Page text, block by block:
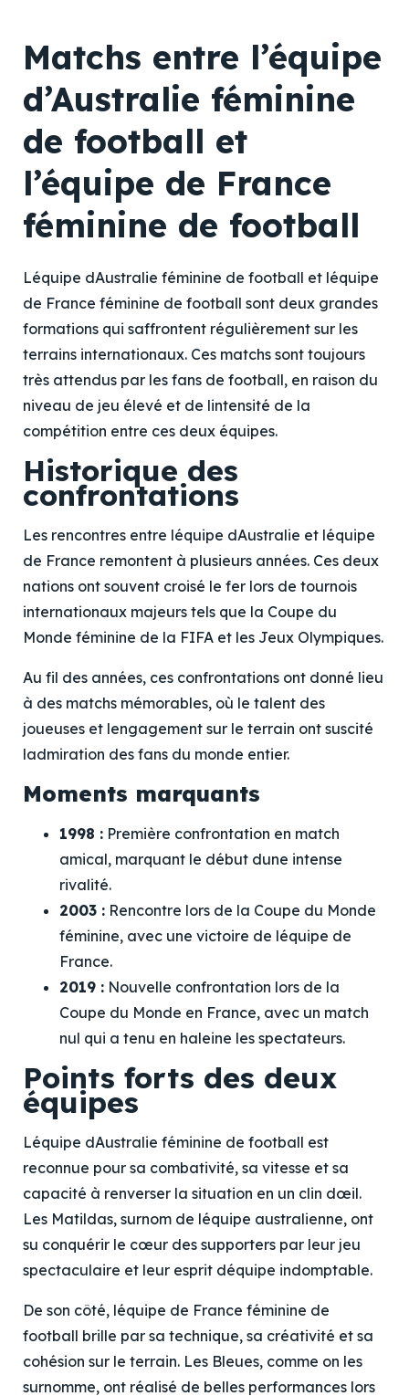
Matchs entre l’équipe
d’Australie féminine
de football et
l’équipe de France
féminine de football
Léquipe dAustralie féminine de football et léquipe
de France féminine de football sont deux grandes
formations qui saffrontent régulièrement sur les
terrains internationaux. Ces matchs sont toujours
très attendus par les fans de football, en raison du
niveau de jeu élevé et de lintensité de la
compétition entre ces deux équipes.
Historique des
confrontations
Les rencontres entre léquipe dAustralie et léquipe
de France remontent à plusieurs années. Ces deux
nations ont souvent croisé le fer lors de tournois
internationaux majeurs tels que la Coupe du
Monde féminine de la FIFA et les Jeux Olympiques.
Au fil des années, ces confrontations ont donné lieu
à des matchs mémorables, où le talent des
joueuses et lengagement sur le terrain ont suscité
ladmiration des fans du monde entier.
Moments marquants
1998 : Première confrontation en match
amical, marquant le début dune intense
rivalité.
2003 : Rencontre lors de la Coupe du Monde
féminine, avec une victoire de léquipe de
France.
2019 : Nouvelle confrontation lors de la
Coupe du Monde en France, avec un match
nul qui a tenu en haleine les spectateurs.
Points forts des deux
équipes
Léquipe dAustralie féminine de football est
reconnue pour sa combativité, sa vitesse et sa
capacité à renverser la situation en un clin dœil.
Les Matildas, surnom de léquipe australienne, ont
su conquérir le cœur des supporters par leur jeu
spectaculaire et leur esprit déquipe indomptable.
De son côté, léquipe de France féminine de
football brille par sa technique, sa créativité et sa
cohésion sur le terrain. Les Bleues, comme on les
surnomme, ont réalisé de belles performances lors